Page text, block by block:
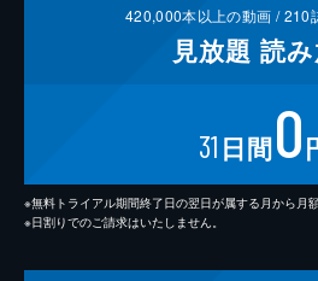
420,000本以上の動画 /210
見放題 読
31 日間0
※無料トライアル期間終了日の翌日が属する月から月
※日割りでのご請求はいたしません。